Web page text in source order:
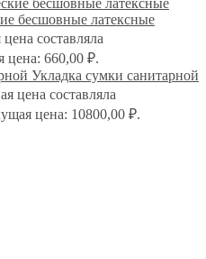
бесшовные латексные
составляла
цена: 660,00 ₽.
Укладка сумки санитарной
цена составляла
цена: 10800,00 ₽.